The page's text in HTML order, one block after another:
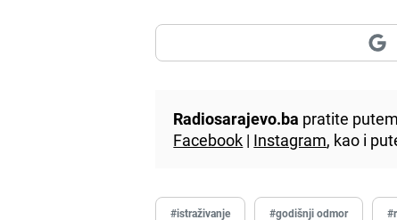
Radiosarajevo.ba pratite
Facebook | Instagram, kao i
#istraživanje #godišnji odmor